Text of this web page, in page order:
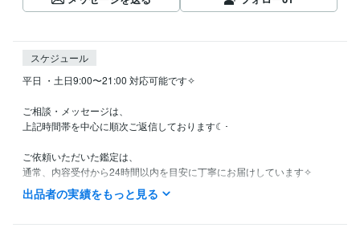
スケジュール
平日 ・土日9:00〜21:00 対応可能です✧
ご相談・メッセージは、
上記時間帯を中心に順次ご返信しております☾･
ご依頼いただいた鑑定は、
通常、内容受付から24時間以内を目安に丁寧にお届けしています✧
長くお時間をいただく鑑定もございますので、商品のお届け日数をご覧
くださいね。
出品者の実績をもっと見る